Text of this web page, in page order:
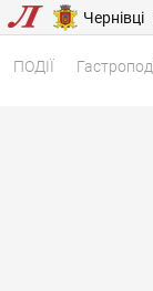
Чернівці
ПОДІЇ